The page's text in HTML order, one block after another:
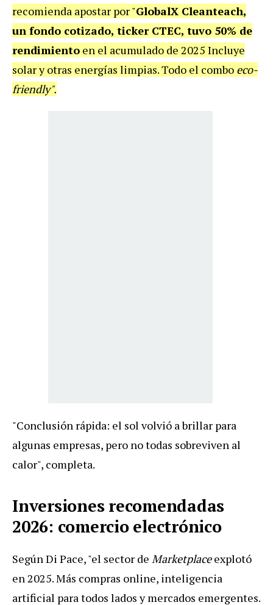
recomienda apostar por "GlobalX Cleanteach,
un fondo cotizado, ticker CTEC, tuvo 50% de
rendimiento en el acumulado de 2025 Incluye
solar y otras energías limpias. Todo el combo eco-
friendly".
"Conclusión rápida: el sol volvió a brillar para
algunas empresas, pero no todas sobreviven al
calor", completa.
Inversiones recomendadas
2026: comercio electrónico
Según Di Pace, "el sector de Marketplaceexplotó
en 2025. Más compras online, inteligencia
artificial para todos lados y mercados emergentes.